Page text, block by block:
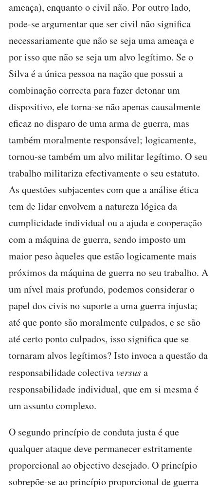
ameaça), enquanto o civil não. Por outro lado,
pode-se argumentar que ser civil não significa
necessariamente que não se seja uma ameaça e
por isso que não se seja um alvo legítimo. Se o
Silva é a única pessoa na nação que possui a
combinação correcta para fazer detonar um
dispositivo, ele torna-se não apenas causalmente
eficaz no disparo de uma arma de guerra, mas
também moralmente responsável; logicamente,
tornou-se também um alvo militar legítimo. O seu
trabalho militariza efectivamente o seu estatuto.
As questões subjacentes com que a análise ética
tem de lidar envolvem a natureza lógica da
cumplicidade individual ou a ajuda e cooperação
com a máquina de guerra, sendo imposto um
maior peso àqueles que estão logicamente mais
próximos da máquina de guerra no seu trabalho. A
um nível mais profundo, podemos considerar o
papel dos civis no suporte a uma guerra injusta;
até que ponto são moralmente culpados, e se são
até certo ponto culpados, isso significa que se
tornaram alvos legítimos? Isto invoca a questão da
responsabilidade colectivaversusa
responsabilidade individual, que em si mesma é
um assunto complexo.
O segundo princípio de conduta justa é que
qualquer ataque deve permanecer estritamente
proporcional ao objectivo desejado. O princípio
sobrepõe-se ao princípio proporcional de guerra